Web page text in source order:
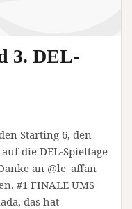
3. DEL-
Starting 6, den
die DEL-Spieltage
an @le_affan
#1 FINALE UMS
das hat